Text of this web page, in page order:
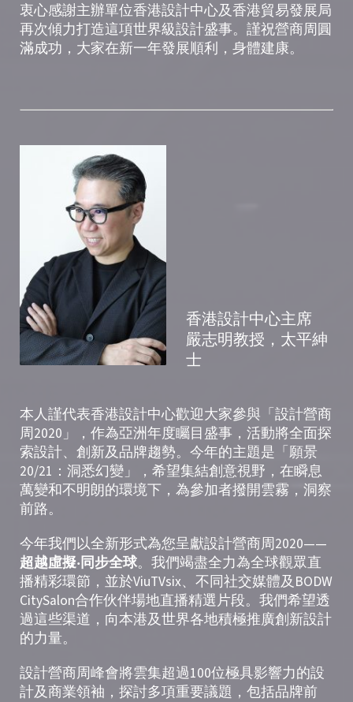
衷心感謝主辦單位香港設計中心及香港貿易發展局
再次傾力打造這項世界級設計盛事。謹祝營商周圓
滿成功，大家在新一年發展順利，身體建康。
香港設計中心主席
嚴志明教授，太平紳
士
本人謹代表香港設計中心歡迎大家參與「設計營商
周2020」，作為亞洲年度矚目盛事，活動將全面探
索設計、創新及品牌趨勢。今年的主題是「願景
20/21：洞悉幻變」，希望集結創意視野，在瞬息
萬變和不明朗的環境下，為參加者撥開雲霧，洞察
前路。
今年我們以全新形式為您呈獻設計營商周2020——
超越虛擬‧同步全球。我們竭盡全力為全球觀眾直
播精彩環節，並於ViuTVsix、不同社交媒體及BODW
CitySalon合作伙伴場地直播精選片段。我們希望透
過這些渠道，向本港及世界各地積極推廣創新設計
的力量。
設計營商周峰會將雲集超過100位極具影響力的設
計及商業領袖，探討多項重要議題，包括品牌前